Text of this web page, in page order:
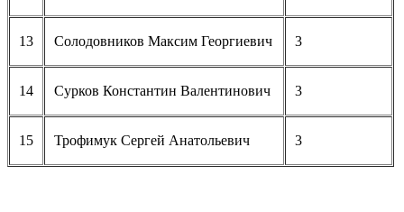
13 Солодовников Максим Георгиевич 3
14 Сурков Константин Валентинович 3
15 Трофимук Сергей Анатольевич 3